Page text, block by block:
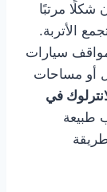
شكلًا مرتبًا
الأتربة.
سيارات
أو مساحات
في
طبيعة